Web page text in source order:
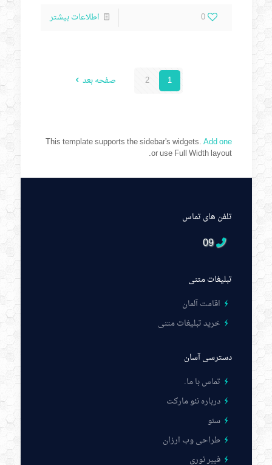
0
اطلاعات بیشتر
1
2 صفحه بعد
This template supports the sidebar's widgets.Add one
or use Full Width layout.
تلفن های تماس
09
تبلیغات متنی
اقامت آلمان
خرید تبلیغات متنی
دسترسی آسان
تماس با ما.
درباره نئو مارکت
سئو
طراحی وب ارزان
فیبر نوری